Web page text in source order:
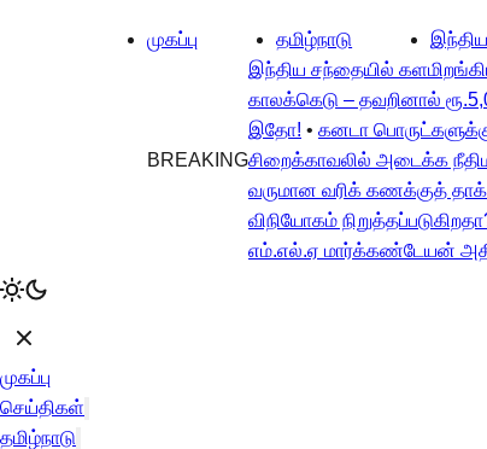
முகப்பு
தமிழ்நாடு
BREAKING
இந்திய சந்தையில்
காலக்கெடு – தவறினால்
இதோ! • கனடா
சிறைக்காவலில் அடைக்க
வருமான வரிக் கணக்குத்
விநியோகம்
எம்.எல்.ஏ மார்க்கண்டேயன்
முகப்பு
செய்திகள்
தமிழ்நாடு